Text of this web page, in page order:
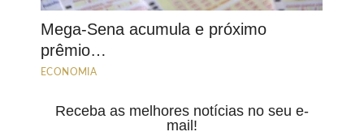
Mega-Sena acumula e próximo
prêmio…
ECONOMIA
Receba as melhores notícias no seu e-
mail!